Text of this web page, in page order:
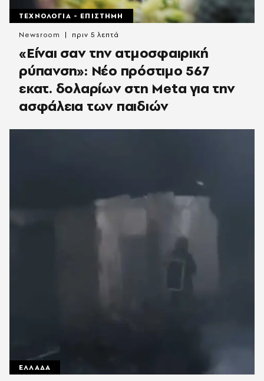
ΤΕΧΝΟΛΟΓΙΑ - ΕΠΙΣΤΗΜΗ
«Είναι σαν την ατμοσφαιρική
ρύπανση»: Νέο πρόστιμο 567
εκατ. δολαρίων στη Meta για την
ασφάλεια των παιδιών
Newsroom πριν 5 λεπτά
ΕΛΛΑΔΑ